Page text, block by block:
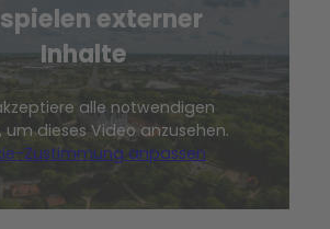
externer
Inhalte
alle notwendigen
um dieses Video anzusehen.
Zustimmung anpassen
benötigen Ihre
um den
Video-Service zu
laden!
einen Service eines
um Videoinhalte
Dieser Service kann